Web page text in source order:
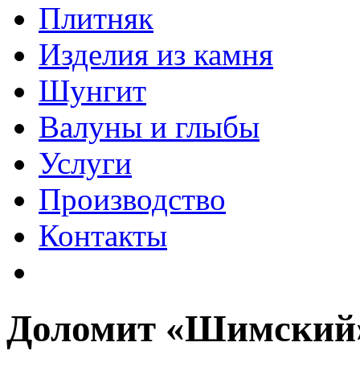
Плитняк
Изделия из камня
Шунгит
Валуны и глыбы
Услуги
Производство
Контакты
Доломит